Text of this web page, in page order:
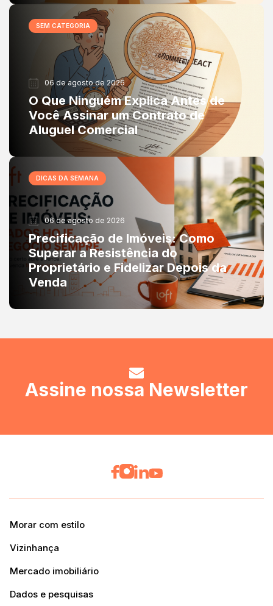
SEM CATEGORIA
06 de agosto de 2026
O Que Ninguém Explica Antes de
Você Assinar um Contrato de
Aluguel Comercial
DICAS DA SEMANA
06 de agosto de 2026
Precificação de Imóveis: Como
Superar a Resistência do
Proprietário e Fidelizar Depois da
Venda
Assine nossa Newsletter
Morar com estilo
Vizinhança
Mercado imobiliário
Dados e pesquisas